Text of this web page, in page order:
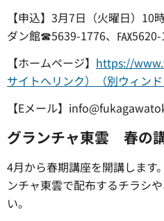
【申込】3月7日（火曜日）10
ダン館☎5639-1776、℻5620-
【ホームページ】 https://
サイトへリンク）（別ウィンド
【Eメール】
グランチャ東雲 春の
4月から春期講座を開講します
ンチャ東雲で配布するチラシ
い。